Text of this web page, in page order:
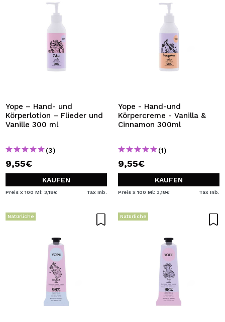
Yope – Hand- und
Körperlotion – Flieder und
Vanille 300 ml
(3)
9,55€
KAUFEN
Preis x 100 Ml: 3,18€ Tax Inb.
Yope - Hand-und
Körpercreme - Vanilla &
Cinnamon 300ml
(1)
9,55€
KAUFEN
Preis x 100 Ml: 3,18€ Tax Inb.
Natürliche Natürliche